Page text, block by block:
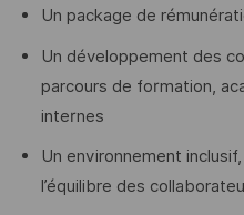
Un package de
Un développement des
parcours de formation,
internes
Un environnement
l’équilibre des